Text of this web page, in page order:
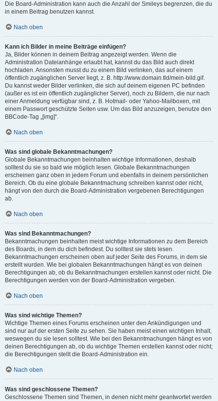
Die Board-Administration kann auch die Anzahl der Smileys begrenzen, die du
in einem Beitrag benutzen kannst.
Nach oben
Kann ich Bilder in meine Beiträge einfügen?
Ja, Bilder können in deinem Beitrag angezeigt werden. Wenn die
Administration Dateianhänge erlaubt hat, kannst du das Bild auch direkt
hochladen. Ansonsten musst du zu einem Bild verlinken, das auf einem
öffentlich zugänglichen Server liegt, z. B. http://www.domain.tld/mein-bild.gif.
Du kannst weder Bilder verlinken, die sich auf deinem eigenen PC befinden
(außer es ist ein öffentlich zugänglicher Server), noch zu Bildern, die nur nach
einer Anmeldung verfügbar sind, z. B. Hotmail- oder Yahoo-Mailboxen, mit
einem Passwort geschützte Seiten usw. Um das Bild anzuzeigen, benutze den
BBCode-Tag „[img]“.
Nach oben
Was sind globale Bekanntmachungen?
Globale Bekanntmachungen beinhalten wichtige Informationen, deshalb
solltest du sie so bald wie möglich lesen. Globale Bekanntmachungen
erscheinen ganz oben in jedem Forum und ebenfalls in deinem persönlichen
Bereich. Ob du eine globale Bekanntmachung schreiben kannst oder nicht,
hängt von den durch die Board-Administration vergebenen Berechtigungen
ab.
Nach oben
Was sind Bekanntmachungen?
Bekanntmachungen beinhalten meist wichtige Informationen zu dem Bereich
des Boards, in dem du dich befindest. Du solltest sie stets lesen.
Bekanntmachungen erscheinen oben auf jeder Seite des Forums, in dem sie
erstellt wurden. Wie bei globalen Bekanntmachungen hängt es von deinen
Berechtigungen ab, ob du Bekanntmachungen erstellen kannst oder nicht. Die
Berechtigungen werden von der Board-Administration vergeben.
Nach oben
Was sind wichtige Themen?
Wichtige Themen eines Forums erscheinen unter den Ankündigungen und
sind nur auf der ersten Seite zu sehen. Sie haben meist einen wichtigen Inhalt,
weswegen du sie lesen solltest. Wie bei den Bekanntmachungen hängt es von
deinen Berechtigungen ab, ob du wichtige Themen erstellen kannst oder nicht;
die Berechtigungen stellt die Board-Administration ein.
Nach oben
Was sind geschlossene Themen?
Geschlossene Themen sind Themen, in denen nicht mehr geantwortet werden